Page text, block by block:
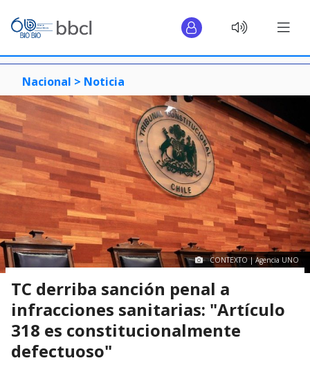
Nacional > Noticia
CONTEXTO | Agencia UNO
TC derriba sanción penal a
infracciones sanitarias: "Artículo
318 es constitucionalmente
defectuoso"